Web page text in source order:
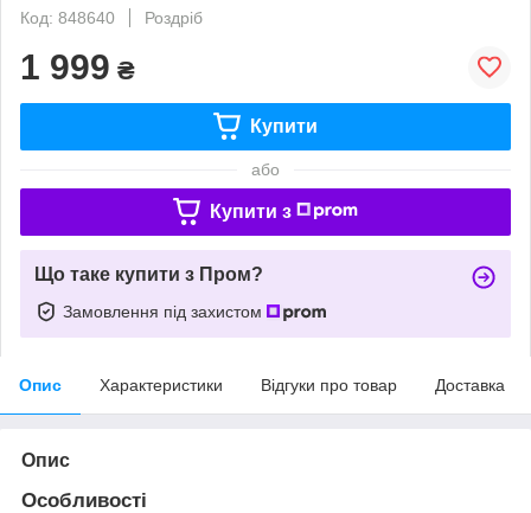
Код: 848640
Роздріб
1 999 ₴
Купити
або
Купити з
Що таке купити з Пром?
Замовлення під захистом
Опис Характеристики Відгуки про товар Доставка
Опис
Особливості